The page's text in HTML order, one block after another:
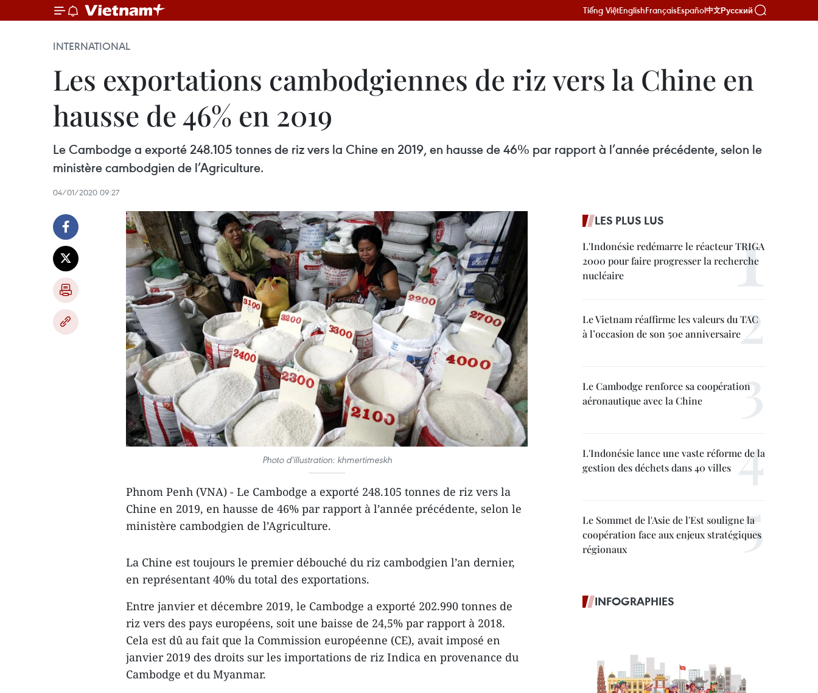
Tiếng ViệtEnglishFrançaisEspañol中文Русский
INTERNATIONAL
Les exportations cambodgiennes de riz vers la Chine en
hausse de 46% en 2019
Le Cambodge a exporté 248.105 tonnes de riz vers la Chine en 2019, en hausse de 46% par rapport à l’année précédente, selon le
ministère cambodgien de l’Agriculture.
04/01/2020 09:27
Photo d'illustration: khmertimeskh
Phnom Penh (VNA) - Le Cambodge a exporté 248.105 tonnes de riz vers la
Chine en 2019, en hausse de 46% par rapport à l’année précédente, selon le
ministère cambodgien de l’Agriculture.
La Chine est toujours le premier débouché du riz cambodgien l’an dernier,
en représentant 40% du total des exportations.
Entre janvier et décembre 2019, le Cambodge a exporté 202.990 tonnes de
riz vers des pays européens, soit une baisse de 24,5% par rapport à 2018.
Cela est dû au fait que la Commission européenne (CE), avait imposé en
janvier 2019 des droits sur les importations de riz Indica en provenance du
Cambodge et du Myanmar.
LES PLUS LUS
L'Indonésie redémarre le réacteur TRIGA
2000 pour faire progresser la recherche
nucléaire
Le Vietnam réaffirme les valeurs du TAC
à l’occasion de son 50e anniversaire
Le Cambodge renforce sa coopération
aéronautique avec la Chine
L'Indonésie lance une vaste réforme de la
gestion des déchets dans 40 villes
Le Sommet de l'Asie de l'Est souligne la
coopération face aux enjeux stratégiques
régionaux
INFOGRAPHIES